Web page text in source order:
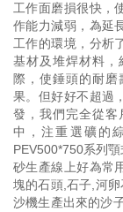
工作面磨損很快，
作能力減弱，為延
工作的環境，分析
基材及堆焊材料，
際，使錘頭的耐
果。但好好不超過
發，我們完全從客
中，注重選礦的
PEV500*750系列
砂生產線上好為常
塊的石頭,石子,河
沙機生產出來的沙